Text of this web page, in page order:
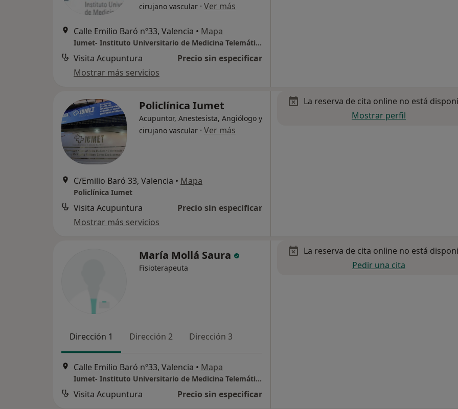
cirujano vascular · Ver más
Calle Emilio Baró nº33, Valencia • Mapa
Iumet- Instituto Universitario de Medicina Telemática
Visita Acupuntura
Precio sin especificar
Mostrar más servicios
Policlínica Iumet
Acupuntor, Anestesista, Angiólogo y
cirujano vascular · Ver más
C/Emilio Baró 33, Valencia • Mapa
Policlínica Iumet
Visita Acupuntura
Precio sin especificar
Mostrar más servicios
La reserva de cita online no está
Mostrar perfil
María Mollá Saura
Fisioterapeuta
Dirección 1 Dirección 2 Dirección 3
Calle Emilio Baró nº33, Valencia • Mapa
Iumet- Instituto Universitario de Medicina Telemática
Visita Acupuntura Precio sin especificar
La reserva de cita online no está
Pedir una cita